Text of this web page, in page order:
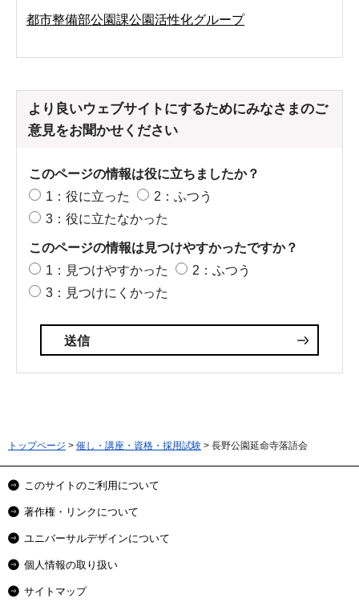
都市整備部公園課公園活性化グループ
より良いウェブサイトにするためにみなさまのご
意見をお聞かせください
このページの情報は役に立ちましたか？
1：役に立った
2：ふつう
3：役に立たなかった
このページの情報は見つけやすかったですか？
1：見つけやすかった
2：ふつう
3：見つけにくかった
トップページ > 催し・講座・資格・採用試験 > 長野公園延命寺落語会
このサイトのご利用について
著作権・リンクについて
ユニバーサルデザインについて
個人情報の取り扱い
サイトマップ